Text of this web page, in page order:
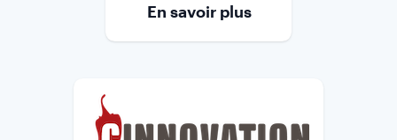
En savoir plus